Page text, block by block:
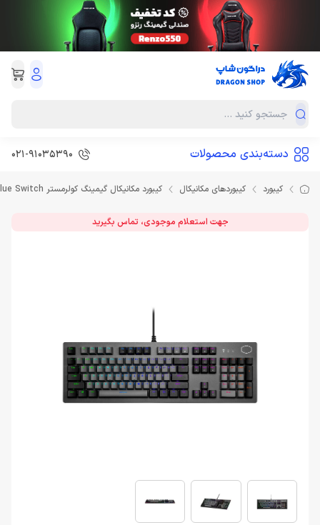
دسته‌بندی محصولات 021-91035390
کیبورد کیبوردهای مکانیکال کیبورد مکانیکال گیمینگ کولرمستر Keyboard Cooler Master CK352 Blue Switch
جهت استعلام موجودی، تماس بگیرید